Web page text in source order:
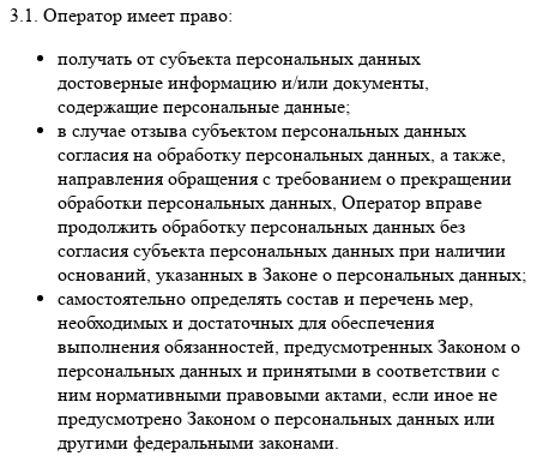
3.1. Оператор имеет право:
получать от субъекта персональных данных
достоверные информацию и/или документы,
содержащие персональные данные;
в случае отзыва субъектом персональных данных
согласия на обработку персональных данных, а также,
направления обращения с требованием о прекращении
обработки персональных данных, Оператор вправе
продолжить обработку персональных данных без
согласия субъекта персональных данных при наличии
оснований, указанных в Законе о персональных данных;
самостоятельно определять состав и перечень мер,
необходимых и достаточных для обеспечения
выполнения обязанностей, предусмотренных Законом о
персональных данных и принятыми в соответствии с
ним нормативными правовыми актами, если иное не
предусмотрено Законом о персональных данных или
другими федеральными законами.